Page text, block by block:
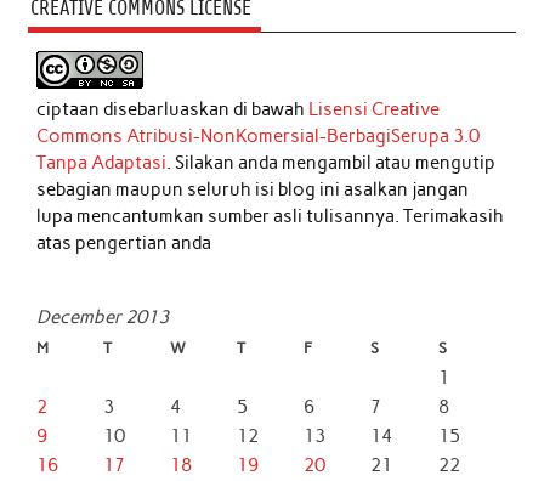
CREATIVE COMMONS LICENSE
ciptaan disebarluaskan di bawah Lisensi Creative
Commons Atribusi-NonKomersial-BerbagiSerupa 3.0
Tanpa Adaptasi. Silakan anda mengambil atau mengutip
sebagian maupun seluruh isi blog ini asalkan jangan
lupa mencantumkan sumber asli tulisannya. Terimakasih
atas pengertian anda
December 2013
M T W T F S S
1
2
3 4 5 6 7
8
9
10 11 12 13 14
15
16
17 18 19 20 21
22